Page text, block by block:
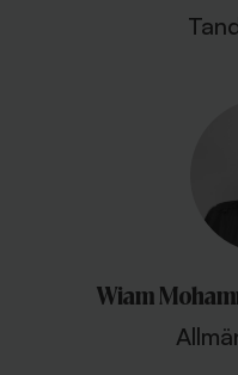
Wiam